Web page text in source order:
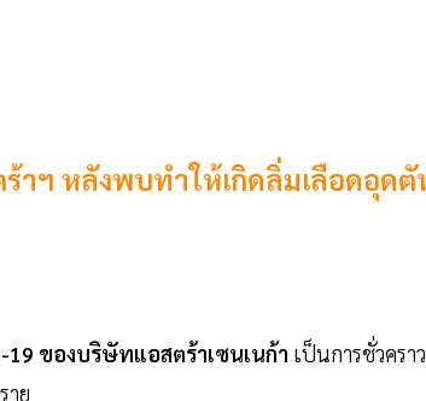
าฯ หลังพบทำให้เกิดลิ่มเลือดอุดตั
19 ของบริษัทแอสตร้าเซนเนก้า เป็นการชั่วคราว
าย